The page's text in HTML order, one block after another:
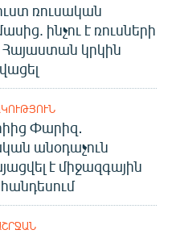
ռուսական
ինչու է ռուսների
Հայաստան կրկին
Փարիզ․
անօդաչուն
է միջազգային